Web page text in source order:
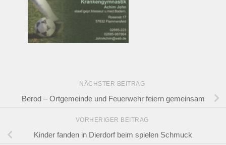
NÄCHSTER BEITRAG
Berod – Ortgemeinde und Feuerwehr feiern gemeinsam
VORHERIGER BEITRAG
Kinder fanden in Dierdorf beim spielen Schmuck